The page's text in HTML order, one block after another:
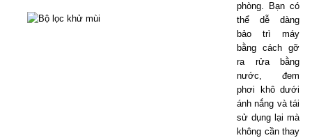
phòng. Bạn có
thể dễ dàng
bảo trì máy
bằng cách gỡ
ra rửa bằng
nước, đem
phơi khô dưới
ánh nắng và tái
sử dụng lại mà
không cần thay